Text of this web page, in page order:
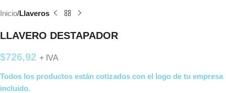
Inicio Llaveros
LLAVERO DESTAPADOR
$726,92 + IVA
Todos los productos están cotizados con el logo de tu empresa
incluido.